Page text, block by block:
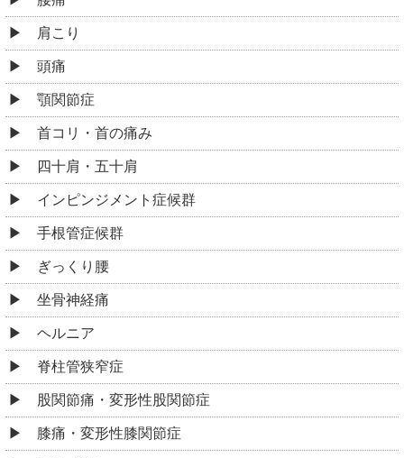
肩こり
頭痛
顎関節症
首コリ・首の痛み
四十肩・五十肩
インピンジメント症候群
手根管症候群
ぎっくり腰
坐骨神経痛
ヘルニア
脊柱管狭窄症
股関節痛・変形性股関節症
膝痛・変形性膝関節症